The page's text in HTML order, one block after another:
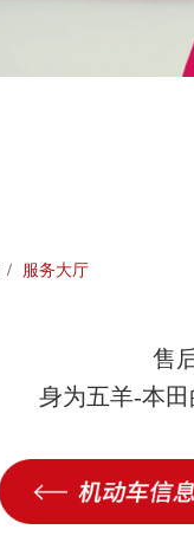
/ 服务大厅
售
身为五羊-本